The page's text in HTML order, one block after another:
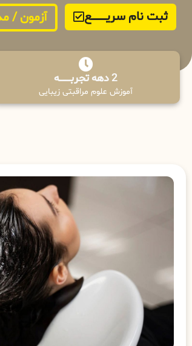
ثبت نام سریــــــــــــع آزمون /
2 دهه تجربـــــــــه
آموزش علوم مراقبتی زیبایی